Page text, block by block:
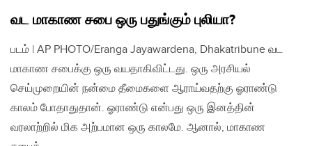
வட மாகாண சபை ஒரு பதுங்கும் புலியா?
படம் | AP PHOTO/Eranga Jayawardena, Dhakatribune வட
மாகாண சபைக்கு ஒரு வயதாகிவிட்டது. ஒரு அரசியல்
செய்முறையின் நன்மை தீமைகளை ஆராய்வதற்கு ஓராண்டு
காலம் போதாதுதான். ஓராண்டு என்பது ஒரு இனத்தின்
வரலாற்றில் மிக அற்பமான ஒரு காலமே. ஆனால், மாகாண